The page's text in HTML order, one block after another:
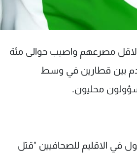
الاقل مصرعهم واصيب حوالى مئة
بين قطارين في وسط
محليون.
في الاقليم للصحافيين "قتل
وظائف
شروط الإسـتخدام